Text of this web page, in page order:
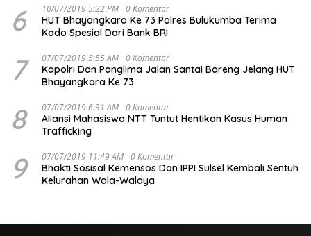
6 10/07/2019 5:22 PM 0 Komentar
HUT Bhayangkara Ke 73 Polres Bulukumba Terima
Kado Spesial Dari Bank BRI
7 07/07/2019 5:55 AM 0 Komentar
Kapolri Dan Panglima Jalan Santai Bareng Jelang HUT
Bhayangkara Ke 73
8 07/07/2019 6:31 AM 0 Komentar
Aliansi Mahasiswa NTT Tuntut Hentikan Kasus Human
Trafficking
9 07/07/2019 11:49 AM 0 Komentar
Bhakti Sosisal Kemensos Dan IPPI Sulsel Kembali Sentuh
Kelurahan Wala-Walaya